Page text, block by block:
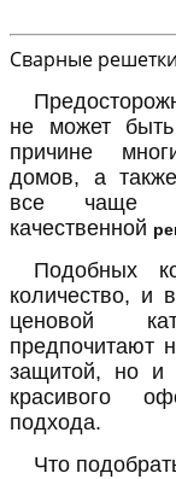
Сварные
не может
причине
домов, а
все чаще
качественной
Подобных
количество, и
ценовой
предпочитают
защитой, но и
красивого
подхода.
Что